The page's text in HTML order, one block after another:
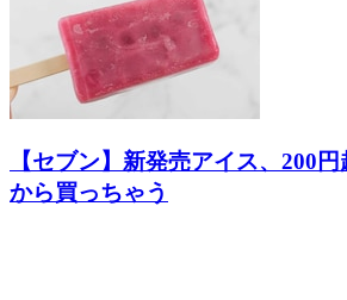
【セブン】新発売アイス、200
から買っちゃう